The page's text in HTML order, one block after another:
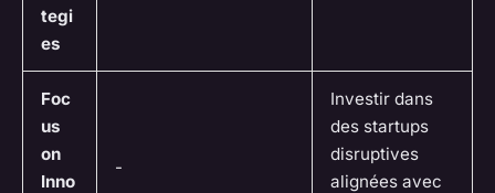
tegi
es
Foc
us
on
Inno
-
Investir dans
des startups
disruptives
alignées avec